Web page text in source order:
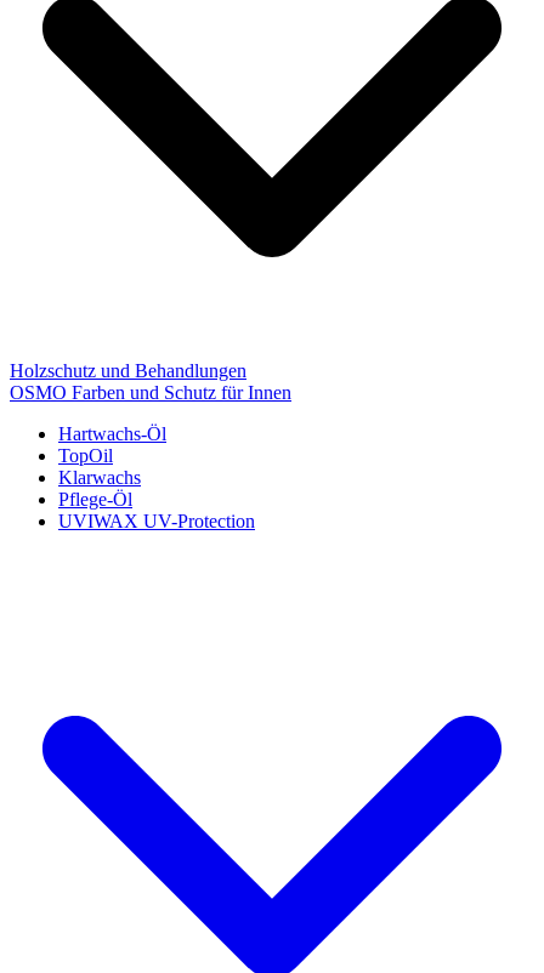
Holzschutz und Behandlungen
OSMO Farben und Schutz für Innen
Hartwachs-Öl
TopOil
Klarwachs
Pflege-Öl
UVIWAX UV-Protection